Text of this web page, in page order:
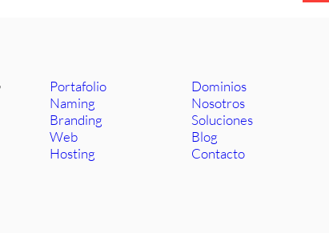
Portafolio
Naming
Branding
Web
Hosting
Dominios
Nosotros
Soluciones
Blog
Contacto